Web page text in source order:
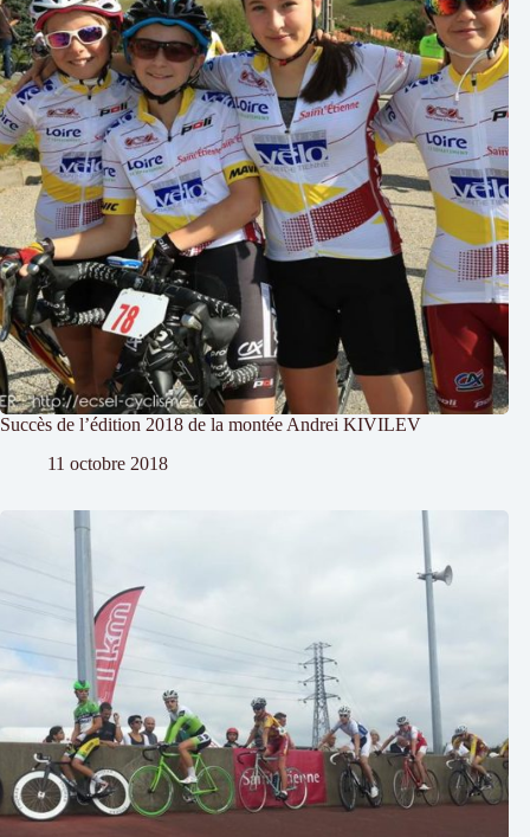
Succès de l’édition 2018 de la montée Andrei KIVILEV
11 octobre 2018